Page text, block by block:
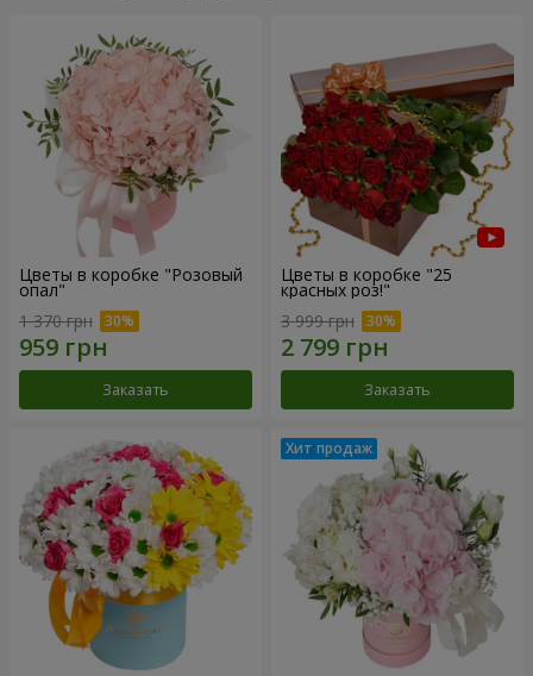
Цветы в коробке "Розовый
опал"
1 370 грн
Заказать
Цветы в коробке "25
красных роз!"
3 999 грн
Заказать